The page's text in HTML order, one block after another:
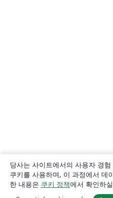
당사는 사이트에서의 사용자 경
쿠키를 사용하며, 이 과정에서 데
한 내용은 쿠키 정책에서 확인하